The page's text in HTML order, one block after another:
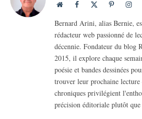
WebsiteFacebook Pinterest
Bernard Arini, alias Bernie,
rédacteur web passionné de
décennie. Fondateur du blog
2015, il explore chaque
poésie et bandes dessinées
trouver leur prochaine
chroniques privilégient
précision éditoriale plutôt